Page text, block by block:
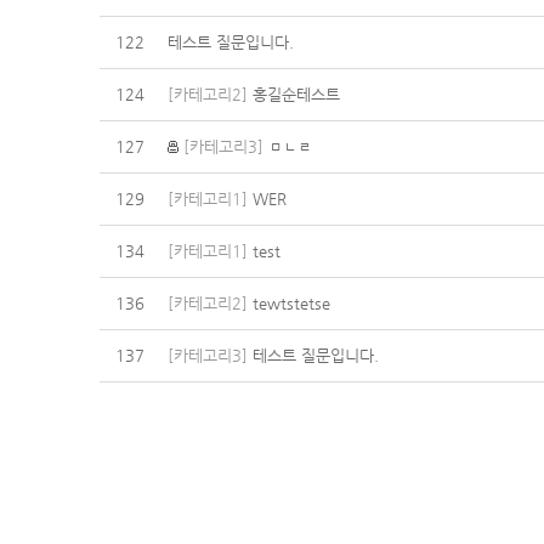
122 테스트 질문입니다.
124 [카테고리2] 홍길순테스트
127 [카테고리3] ㅁㄴㄹ
129 [카테고리1] WER
134 [카테고리1] test
136 [카테고리2] tewtstetse
137 [카테고리3] 테스트 질문입니다.